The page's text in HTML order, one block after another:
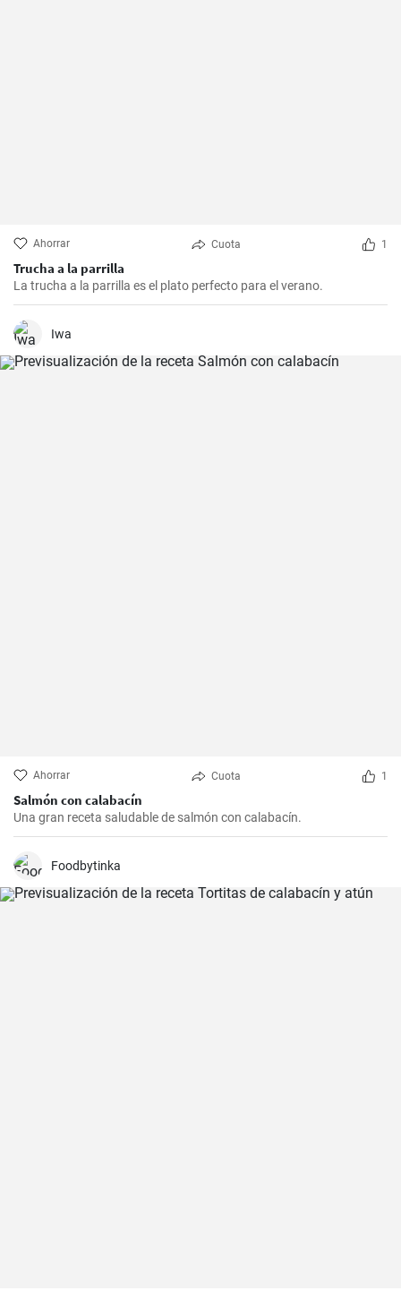
Ahorrar Cuota 1
Trucha a la parrilla
La trucha a la parrilla es el plato perfecto para el verano.
Iwa
Ahorrar Cuota 1
Salmón con calabacín
Una gran receta saludable de salmón con calabacín.
Foodbytinka